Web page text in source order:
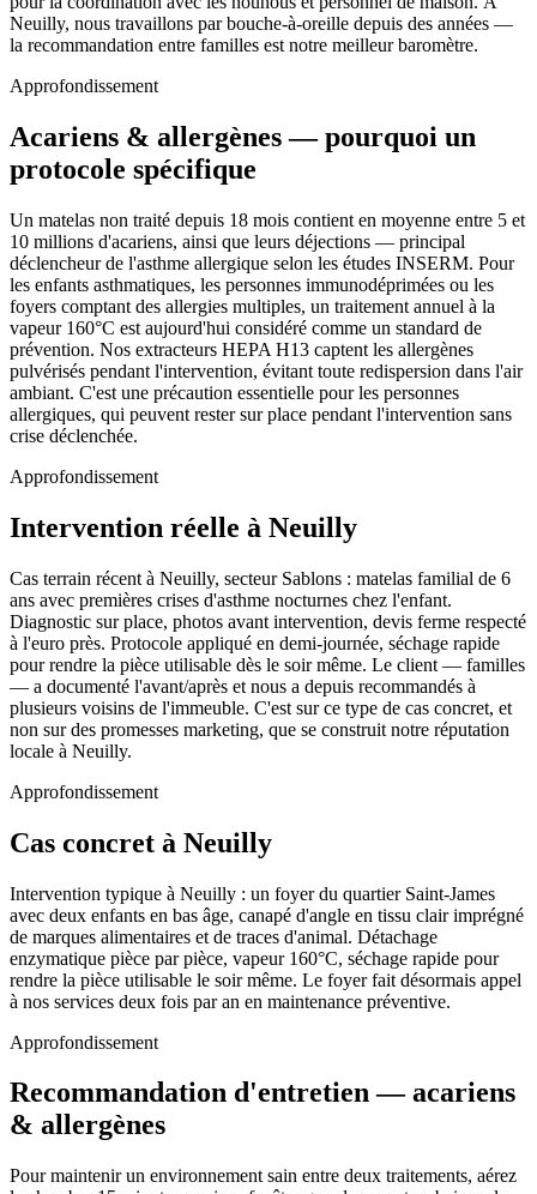
Neuilly, nous travaillons par bouche-à-oreille depuis des années —
la recommandation entre familles est notre meilleur baromètre.
Approfondissement
Acariens & allergènes — pourquoi un
protocole spécifique
Un matelas non traité depuis 18 mois contient en moyenne entre 5 et
10 millions d'acariens, ainsi que leurs déjections — principal
déclencheur de l'asthme allergique selon les études INSERM. Pour
les enfants asthmatiques, les personnes immunodéprimées ou les
foyers comptant des allergies multiples, un traitement annuel à la
vapeur 160°C est aujourd'hui considéré comme un standard de
prévention. Nos extracteurs HEPA H13 captent les allergènes
pulvérisés pendant l'intervention, évitant toute redispersion dans l'air
ambiant. C'est une précaution essentielle pour les personnes
allergiques, qui peuvent rester sur place pendant l'intervention sans
crise déclenchée.
Approfondissement
Intervention réelle à Neuilly
Cas terrain récent à Neuilly, secteur Sablons : matelas familial de 6
ans avec premières crises d'asthme nocturnes chez l'enfant.
Diagnostic sur place, photos avant intervention, devis ferme respecté
à l'euro près. Protocole appliqué en demi-journée, séchage rapide
pour rendre la pièce utilisable dès le soir même. Le client — familles
— a documenté l'avant/après et nous a depuis recommandés à
plusieurs voisins de l'immeuble. C'est sur ce type de cas concret, et
non sur des promesses marketing, que se construit notre réputation
locale à Neuilly.
Approfondissement
Cas concret à Neuilly
Intervention typique à Neuilly : un foyer du quartier Saint-James
avec deux enfants en bas âge, canapé d'angle en tissu clair imprégné
de marques alimentaires et de traces d'animal. Détachage
enzymatique pièce par pièce, vapeur 160°C, séchage rapide pour
rendre la pièce utilisable le soir même. Le foyer fait désormais appel
à nos services deux fois par an en maintenance préventive.
Approfondissement
Recommandation d'entretien — acariens
& allergènes
Pour maintenir un environnement sain entre deux traitements, aérez